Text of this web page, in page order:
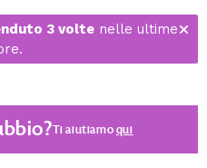
3 volte nelle ultime
Ti aiutiamoqui